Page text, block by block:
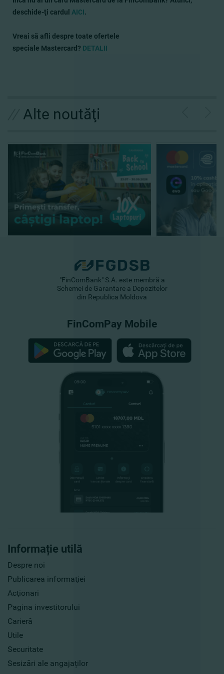
deschide-ţi cardul AICI.
Vreai să afli despre toate ofertele
speciale Mastercard? DETALII
Alte noutăţi
Informație utilă
Despre noi
Publicarea informaţiei
Acţionari
Pagina investitorului
Carieră
Utile
Securitate
Sesizări ale angajaților
"FinComBank" S.A. este membră a
Schemei de Garantare a Depozitelor
din Republica Moldova
FinComPay Mobile